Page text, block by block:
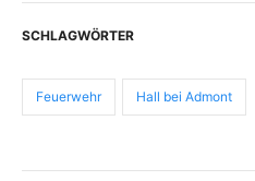
SCHLAGWÖRTER
Feuerwehr Hall bei Admont